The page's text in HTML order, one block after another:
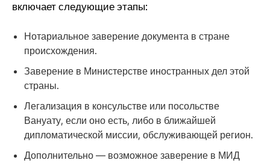
включает следующие этапы:
Нотариальное заверение документа в стране
происхождения.
Заверение в Министерстве иностранных дел этой
страны.
Легализация в консульстве или посольстве
Вануату, если оно есть, либо в ближайшей
дипломатической миссии, обслуживающей регион.
Дополнительно — возможное заверение в МИД